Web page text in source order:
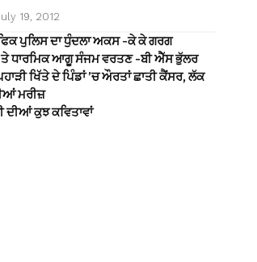
19, 2012
ਪੁਲਿਸ ਦਾ ਧੁੰਦਲਾ ਅਕਸ -ਕੇ ਕੇ ਗਰਗ
ਧਾਰਮਿਕ ਆਗੂ ਸੰਜਮ ਵਰਤਣ -ਬੀ ਐੱਸ ਭੁੱਲਰ
ਖਿੱਤੇ ਦੇ ਪਿੰਡਾਂ ’ਚ ਔਰਤਾਂ ਛਾਤੀ ਕੈਂਸਰ, ਲੱਕ
ਮਰੀਜ਼
ਦੀਆਂ ਕੁਝ ਕਵਿਤਾਵਾਂ